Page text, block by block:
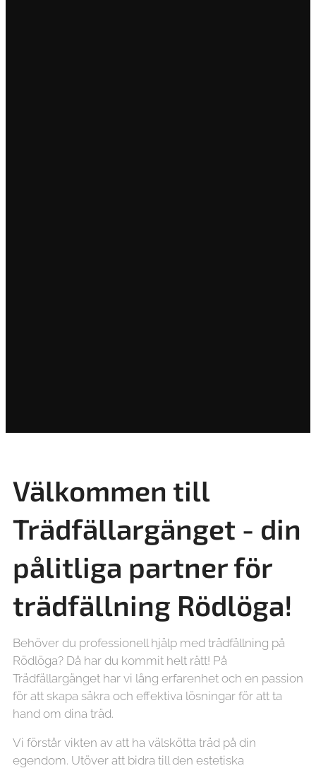
Välkommen till
Trädfällargänget - din
pålitliga partner för
trädfällning Rödlöga!
Behöver du professionell hjälp med trädfällning på
Rödlöga? Då har du kommit helt rätt! På
Trädfällargänget har vi lång erfarenhet och en passion
för att skapa säkra och effektiva lösningar för att ta
hand om dina träd.
Vi förstår vikten av att ha välskötta träd på din
egendom. Utöver att bidra till den estetiska